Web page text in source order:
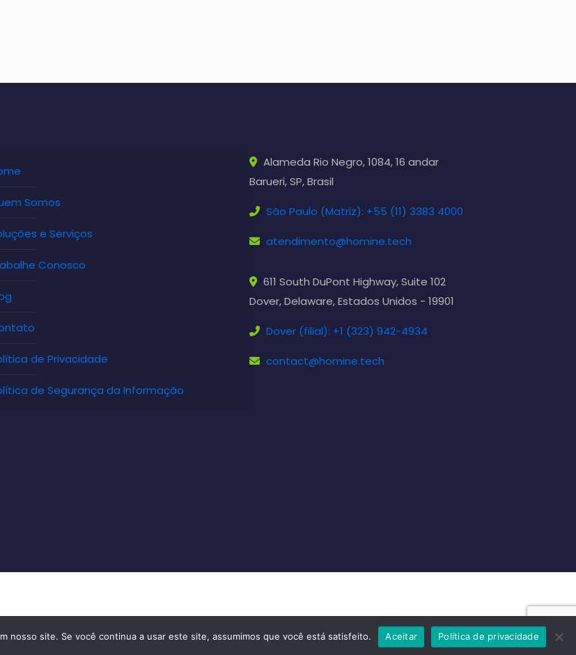
Somos
e Serviços
Conosco
de Privacidade
de Segurança da Informação
Alameda Rio Negro, 1084, 16 andar
Barueri, SP, Brasil
São Paulo (Matriz): +55 (11) 3383 4000
atendimento@homine.tech
611 South DuPont Highway, Suite 102
Dover, Delaware, Estados Unidos - 19901
Dover (filial): +1 (323) 942-4934
contact@homine.tech
nosso site. Se você continua a usar este site, assumimos que você está satisfeito. Aceitar Política de privacidade